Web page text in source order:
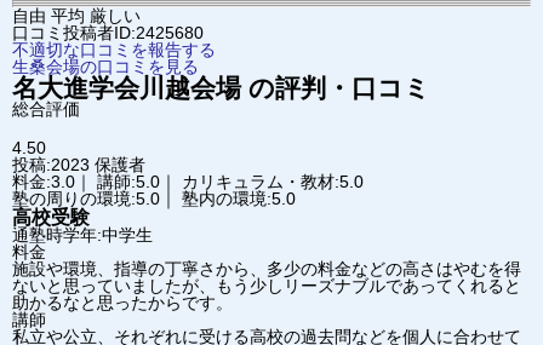
自由 平均 厳しい
口コミ投稿者ID:2425680
不適切な口コミを報告する
生桑会場の口コミを見る
名大進学会川越会場の評判・口コミ
総合評価
4.50
投稿:2023 保護者
料金:3.0｜ 講師:5.0｜ カリキュラム・教材:5.0
塾の周りの環境:5.0｜ 塾内の環境:5.0
高校受験
通塾時学年:中学生
料金
施設や環境、指導の丁寧さから、多少の料金などの高さはやむを得
ないと思っていましたが、もう少しリーズナブルであってくれると
助かるなと思ったからです。
講師
私立や公立、それぞれに受ける高校の過去問などを個人に合わせて